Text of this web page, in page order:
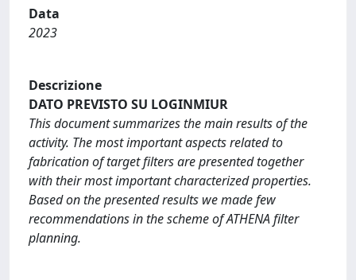
Data
2023
Descrizione
DATO PREVISTO SU LOGINMIUR
This document summarizes the main results of the
activity. The most important aspects related to
fabrication of target filters are presented together
with their most important characterized properties.
Based on the presented results we made few
recommendations in the scheme of ATHENA filter
planning.